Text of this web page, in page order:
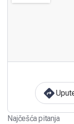
Najčešća pitanja